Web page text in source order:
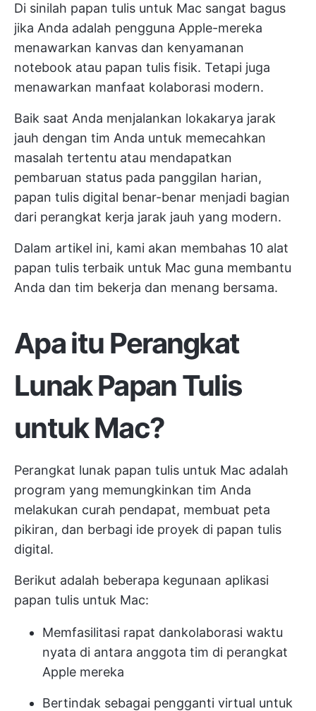
Di sinilah papan tulis untuk Mac sangat bagus
jika Anda adalah pengguna Apple-mereka
menawarkan kanvas dan kenyamanan
notebook atau papan tulis fisik. Tetapi juga
menawarkan manfaat kolaborasi modern.
Baik saat Anda menjalankan lokakarya jarak
jauh dengan tim Anda untuk memecahkan
masalah tertentu atau mendapatkan
pembaruan status pada panggilan harian,
papan tulis digital benar-benar menjadi bagian
dari perangkat kerja jarak jauh yang modern.
Dalam artikel ini, kami akan membahas 10 alat
papan tulis terbaik untuk Mac guna membantu
Anda dan tim bekerja dan menang bersama.
Apa itu Perangkat
Lunak Papan Tulis
untuk Mac?
Perangkat lunak papan tulis untuk Mac adalah
program yang memungkinkan tim Anda
melakukan curah pendapat, membuat peta
pikiran, dan berbagi ide proyek di papan tulis
digital.
Berikut adalah beberapa kegunaan aplikasi
papan tulis untuk Mac:
Memfasilitasi rapat dankolaborasi waktu
nyata di antara anggota tim di perangkat
Apple mereka
Bertindak sebagai pengganti virtual untuk